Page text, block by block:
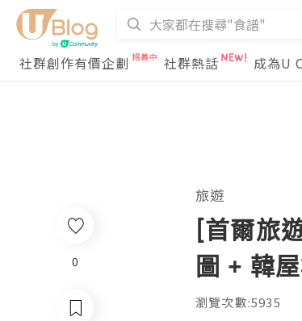
社群創作有價企劃 社群熱話 成為U
0
旅遊
[首爾旅
圖 + 韓
瀏覽次數:5935